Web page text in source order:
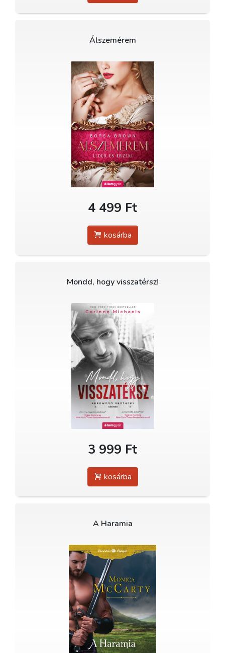
Álszemérem
4 499 Ft
kosárba
Mondd, hogy visszatérsz!
3 999 Ft
kosárba
A Haramia